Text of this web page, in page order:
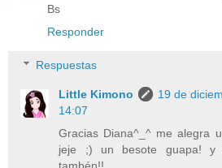
Bs
Responder
Respuestas
Little Kimono
19 de
14:07
Gracias Diana^_^ me alegra
jeje ;) un besote guapa! y